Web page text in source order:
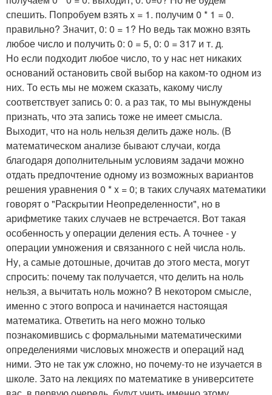
спешить. Попробуем взять x = 1. получим 0 * 1 = 0.
правильно? Значит, 0: 0 = 1? Но ведь так можно взять
любое число и получить 0: 0 = 5, 0: 0 = 317 и т. д.
Но если подходит любое число, то у нас нет никаких
оснований остановить свой выбор на каком-то одном из
них. То есть мы не можем сказать, какому числу
соответствует запись 0: 0. а раз так, то мы вынуждены
признать, что эта запись тоже не имеет смысла.
Выходит, что на ноль нельзя делить даже ноль. (В
математическом анализе бывают случаи, когда
благодаря дополнительным условиям задачи можно
отдать предпочтение одному из возможных вариантов
решения уравнения 0 * x = 0; в таких случаях математики
говорят о "Раскрытии Неопределенности", но в
арифметике таких случаев не встречается. Вот такая
особенность у операции деления есть. А точнее - у
операции умножения и связанного с ней числа ноль.
Ну, а самые дотошные, дочитав до этого места, могут
спросить: почему так получается, что делить на ноль
нельзя, а вычитать ноль можно? В некотором смысле,
именно с этого вопроса и начинается настоящая
математика. Ответить на него можно только
познакомившись с формальными математическими
определениями числовых множеств и операций над
ними. Это не так уж сложно, но почему-то не изучается в
школе. Зато на лекциях по математике в университете